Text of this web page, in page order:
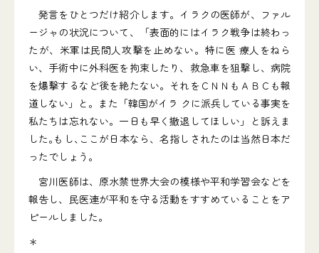
発言をひとつだけ紹介します。イラクの医師が、ファル
ージャの状況について、「表面的にはイラク戦争は終わっ
たが、米軍は民間人攻撃を止めない。特に医 療人をねら
い、手術中に外科医を拘束したり、救急車を狙撃し、病院
を爆撃するなど後を絶たない。それをＣＮＮもＡＢＣも報
道しない」と。また「韓国がイラ クに派兵している事実を
私たちは忘れない。一日も早く撤退してほしい」と訴えま
した｡もし､ここが日本なら、名指しされたのは当然日本だ
ったでしょう。
宮川医師は、原水禁世界大会の模様や平和学習会などを
報告し、民医連が平和を守る活動をすすめていることをア
ピールしました。
＊